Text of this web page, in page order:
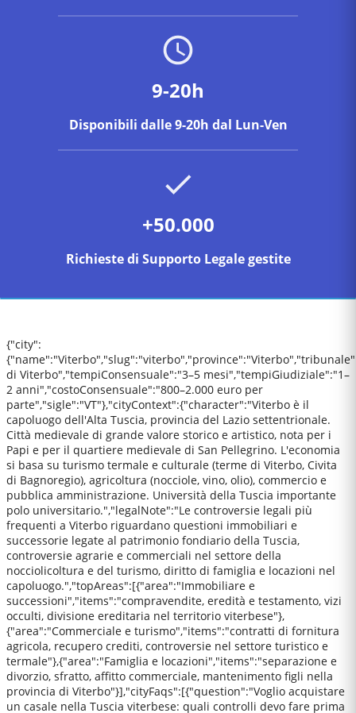
9-20h
Disponibili dalle 9-20h dal Lun-Ven
+50.000
Richieste di Supporto Legale gestite
{"city":
di Viterbo","tempiConsensuale":"3–5 mesi","tempiGiudiziale":"1–
2 anni","costoConsensuale":"800–2.000 euro per
parte","sigle":"VT"},"cityContext":{"character":"Viterbo è il
capoluogo dell'Alta Tuscia, provincia del Lazio settentrionale.
Città medievale di grande valore storico e artistico, nota per i
Papi e per il quartiere medievale di San Pellegrino. L'economia
si basa su turismo termale e culturale (terme di Viterbo, Civita
di Bagnoregio), agricoltura (nocciole, vino, olio), commercio e
pubblica amministrazione. Università della Tuscia importante
polo universitario.","legalNote":"Le controversie legali più
frequenti a Viterbo riguardano questioni immobiliari e
successorie legate al patrimonio fondiario della Tuscia,
controversie agrarie e commerciali nel settore della
nocciolicoltura e del turismo, diritto di famiglia e locazioni nel
capoluogo.","topAreas":[{"area":"Immobiliare e
successioni","items":"compravendite, eredità e testamento, vizi
occulti, divisione ereditaria nel territorio viterbese"},
{"area":"Commerciale e turismo","items":"contratti di fornitura
agricola, recupero crediti, controversie nel settore turistico e
termale"},{"area":"Famiglia e locazioni","items":"separazione e
divorzio, sfratto, affitto commerciale, mantenimento figli nella
provincia di Viterbo"}],"cityFaqs":[{"question":"Voglio acquistare
un casale nella Tuscia viterbese: quali controlli devo fare prima